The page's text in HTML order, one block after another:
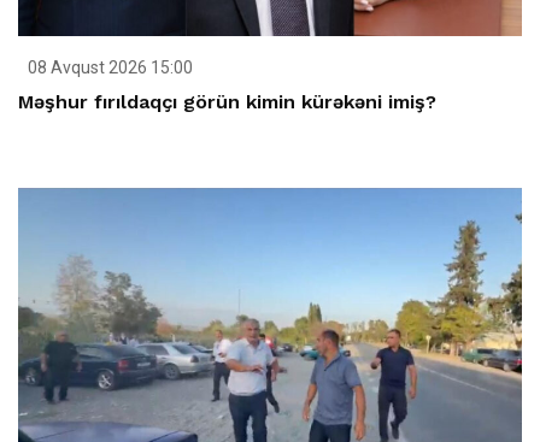
08 Avqust 2026 15:00
Məşhur fırıldaqçı görün kimin kürəkəni imiş?